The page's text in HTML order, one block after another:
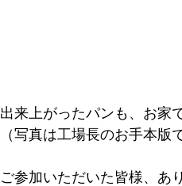
出来上がったパンも、お家
（写真は工場長のお手本版
ご参加いただいた皆様、あ